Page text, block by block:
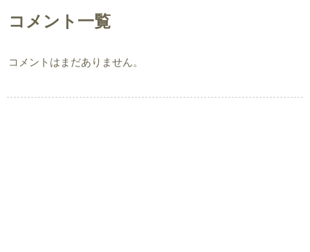
コメント一覧
コメントはまだありません。